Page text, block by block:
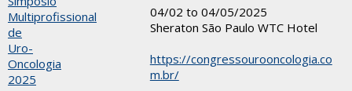
04/02 to 04/05/2025
Sheraton São Paulo WTC Hotel
https://congressourooncologia.co
m.br/